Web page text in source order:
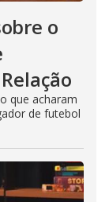
o
que acharam
de futebol